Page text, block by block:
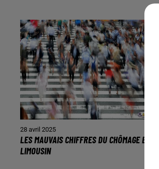
28 avril 2025
LES MAUVAIS CHIFFRES DU CHÔMAGE EN
LIMOUSIN